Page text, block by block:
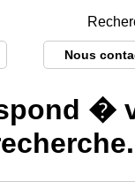
Nous
�